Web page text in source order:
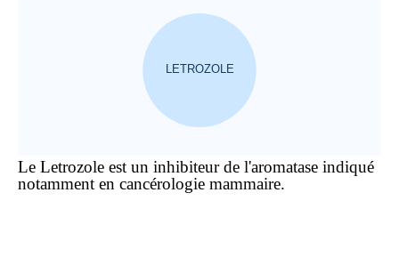
LETROZOLE
Le Letrozole est un inhibiteur de l'aromatase indiqué
notamment en cancérologie mammaire.